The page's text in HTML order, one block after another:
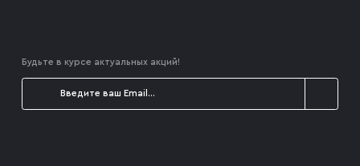
Будьте в курсе актуальных акций!